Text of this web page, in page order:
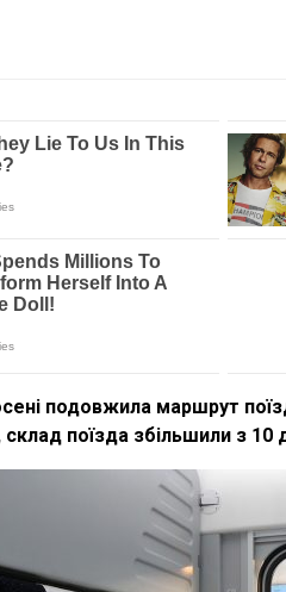
подовжила маршрут
поїзда збільшили з 10